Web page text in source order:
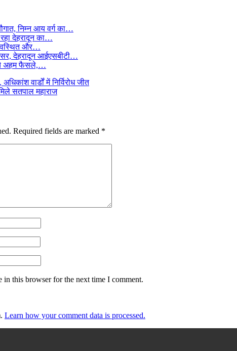
निम्न आय वर्ग का…
रहा देहरादून का…
और…
देहरादून आईएसबीटी…
ये अहम फैसले,…
वार्डों में निर्विरोध जीत
सतपाल महाराज
Required fields are marked *
in this browser for the next time I comment.
Learn how your comment data is processed.